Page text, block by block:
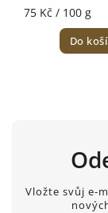
75 Kč / 100 g
Do
Vložte svůj e-